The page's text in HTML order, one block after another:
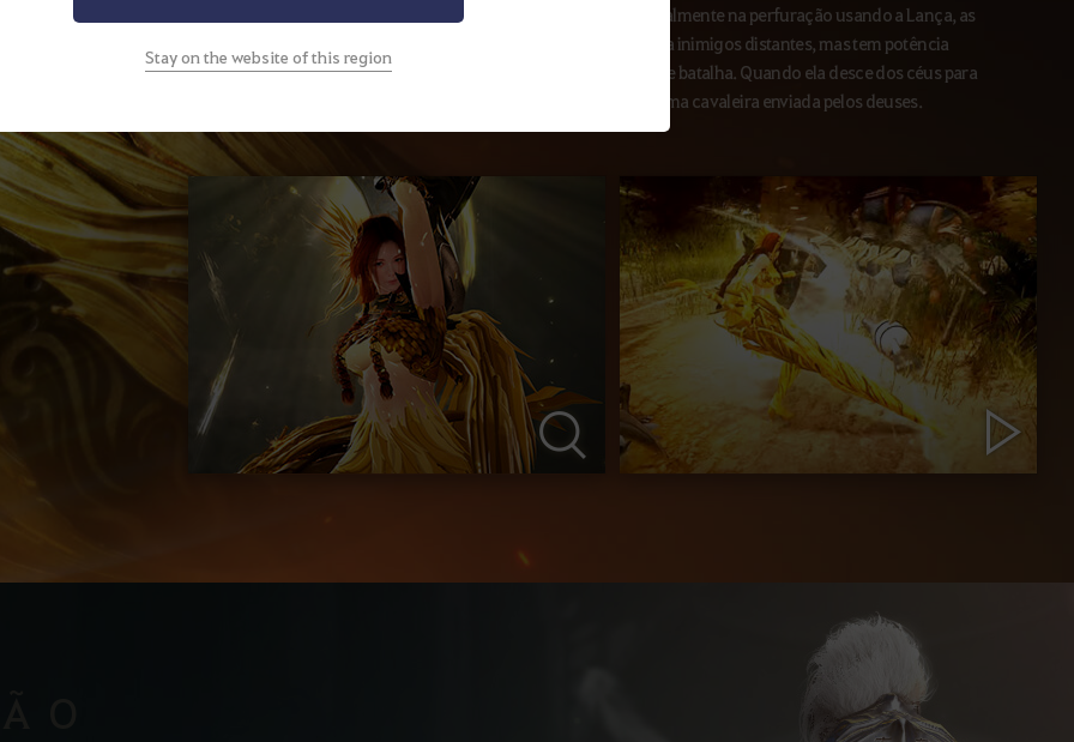
Stay on the website of this region
defesa mais eficaz que qualquer outra classe. Focadas principalmente na perfuração usando a Lança, as
habilidades da Valquíria podem não ser muito eficientes contra inimigos distantes, mas tem potência
suficiente para qualquer obstáculo que encontrar no campo de batalha. Quando ela desce dos céus para
realizar um de seus ataques, a Valquíria remete à imagem de uma cavaleira enviada pelos deuses.